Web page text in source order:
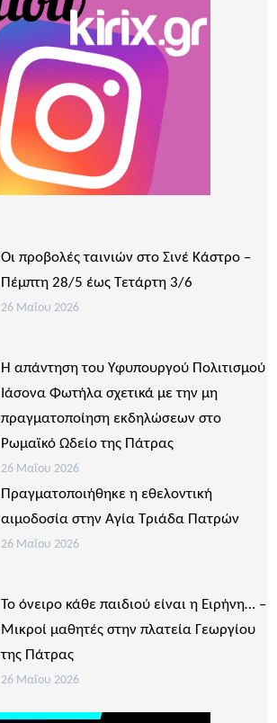
Οι προβολές ταινιών στο Σινέ Κάστρο –
Πέμπτη 28/5 έως Τετάρτη 3/6
26 Μαΐου 2026
Η απάντηση του Υφυπουργού Πολιτισμού
Ιάσονα Φωτήλα σχετικά με την μη
πραγματοποίηση εκδηλώσεων στο
Ρωμαϊκό Ωδείο της Πάτρας
26 Μαΐου 2026
Πραγματοποιήθηκε η εθελοντική
αιμοδοσία στην Αγία Τριάδα Πατρών
26 Μαΐου 2026
Το όνειρο κάθε παιδιού είναι η Ειρήνη… –
Μικροί μαθητές στην πλατεία Γεωργίου
της Πάτρας
26 Μαΐου 2026